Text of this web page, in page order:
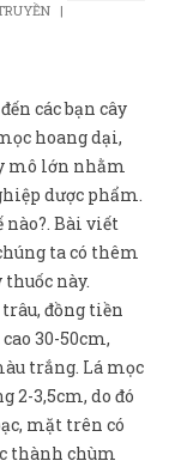
|
các bạn cây
hoang dại,
mô lớn nhằm
dược phẩm.
Bài viết
ta có thêm
này.
đồng tiền
30-50cm,
trắng. Lá mọc
2-3,5cm, do đó
mặt trên có
thành chùm